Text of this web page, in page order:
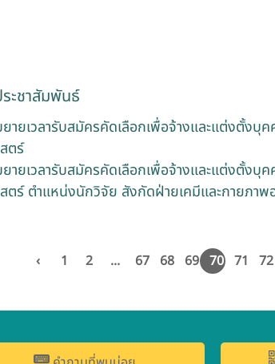
ระชาสัมพันธ์
ยายเวลารับสมัครคัดเลือกเพื่อจ้างและแต่งตั้งบุ
ตร์
ยายเวลารับสมัครคัดเลือกเพื่อจ้างและแต่งตั้งบุ
ตร์ ตำแหน่งนักวิจัย สังกัดฝ่ายเคมีและกายภาพ
‹ 1 2 ... 67 68 69 70 71 72